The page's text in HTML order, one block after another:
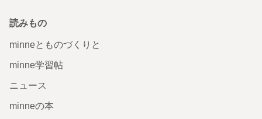
読みもの
minneとものづくりと
minne学習帖
ニュース
minneの本